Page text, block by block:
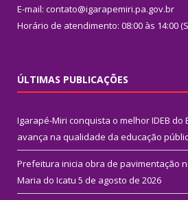
E-mail: contato@igarapemiri.pa.gov.br
Horário de atendimento: 08:00 às 14:00
ÚLTIMAS PUBLICAÇÕES
Igarapé-Miri conquista o melhor IDEB do
avança na qualidade da educação
Prefeitura inicia obra de pavimentação
Maria do Icatu 5 de agosto de 2026